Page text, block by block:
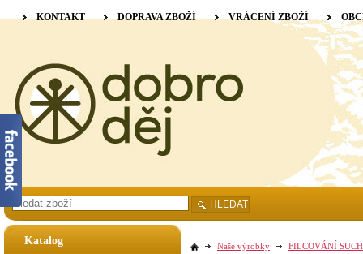
Katalog Naše výrobky FILCOVÁNÍ
KONTAKT DOPRAVA ZBOŽÍ VRÁCENÍ ZBOŽÍ
HLEDAT